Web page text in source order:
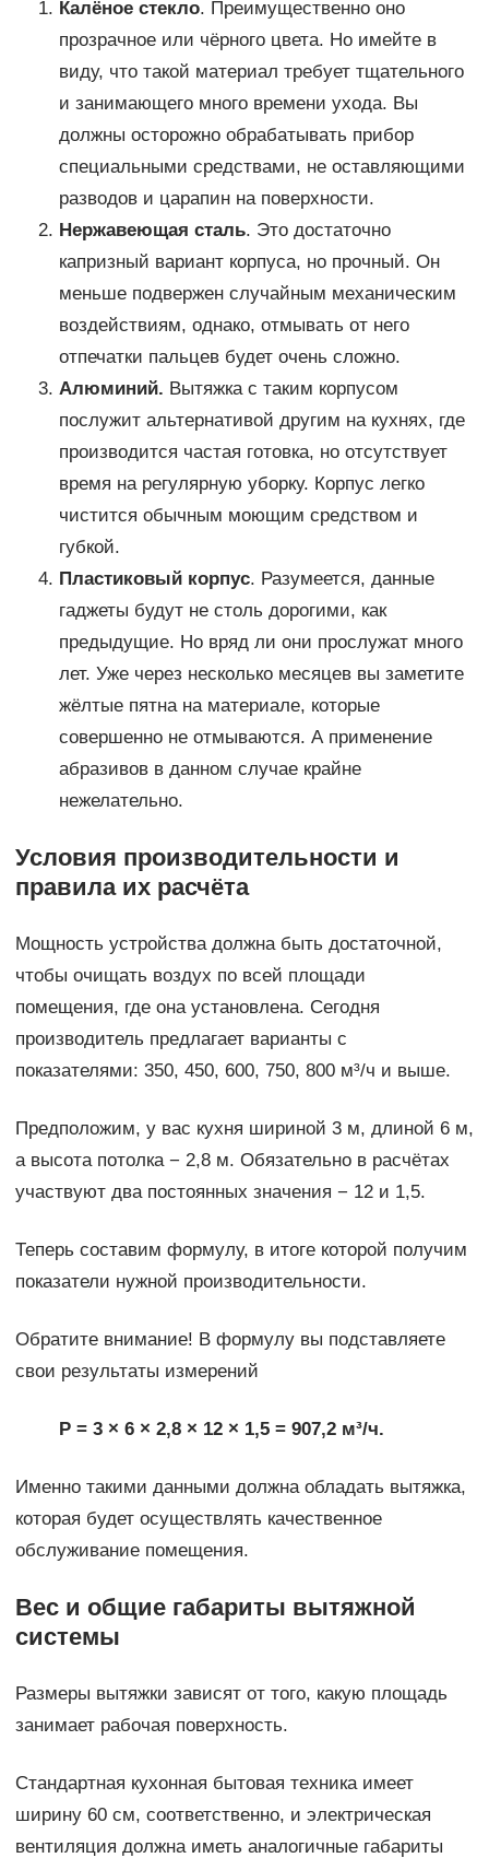
Калёное стекло. Преимущественно оно
прозрачное или чёрного цвета. Но имейте в
виду, что такой материал требует тщательного
и занимающего много времени ухода. Вы
должны осторожно обрабатывать прибор
специальными средствами, не оставляющими
разводов и царапин на поверхности.
Нержавеющая сталь. Это достаточно
капризный вариант корпуса, но прочный. Он
меньше подвержен случайным механическим
воздействиям, однако, отмывать от него
отпечатки пальцев будет очень сложно.
Алюминий. Вытяжка с таким корпусом
послужит альтернативой другим на кухнях, где
производится частая готовка, но отсутствует
время на регулярную уборку. Корпус легко
чистится обычным моющим средством и
губкой.
Пластиковый корпус. Разумеется, данные
гаджеты будут не столь дорогими, как
предыдущие. Но вряд ли они прослужат много
лет. Уже через несколько месяцев вы заметите
жёлтые пятна на материале, которые
совершенно не отмываются. А применение
абразивов в данном случае крайне
нежелательно.
Условия производительности и
правила их расчёта
Мощность устройства должна быть достаточной,
чтобы очищать воздух по всей площади
помещения, где она установлена. Сегодня
производитель предлагает варианты с
показателями: 350, 450, 600, 750, 800 м³/ч и выше.
Предположим, у вас кухня шириной 3 м, длиной 6 м,
а высота потолка − 2,8 м. Обязательно в расчётах
участвуют два постоянных значения − 12 и 1,5.
Теперь составим формулу, в итоге которой получим
показатели нужной производительности.
Обратите внимание! В формулу вы подставляете
свои результаты измерений
P = 3 × 6 × 2,8 × 12 × 1,5 = 907,2 м³/ч.
Именно такими данными должна обладать вытяжка,
которая будет осуществлять качественное
обслуживание помещения.
Вес и общие габариты вытяжной
системы
Размеры вытяжки зависят от того, какую площадь
занимает рабочая поверхность.
Стандартная кухонная бытовая техника имеет
ширину 60 см, соответственно, и электрическая
вентиляция должна иметь аналогичные габариты